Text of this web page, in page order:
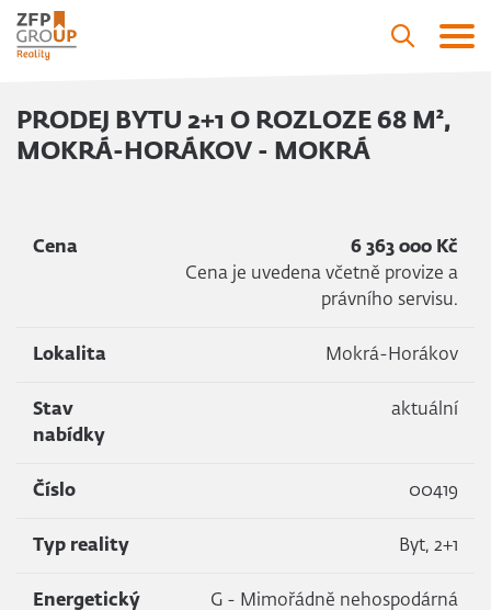
PRODEJ BYTU 2+1 O ROZLOZE 68 M²,
MOKRÁ-HORÁKOV - MOKRÁ
Cena
6 363 000 Kč
Cena je uvedena včetně provize a
právního servisu.
Lokalita Mokrá-Horákov
Stav
nabídky
aktuální
Číslo 00419
Typ reality Byt, 2+1
Energetický
G - Mimořádně nehospodárná